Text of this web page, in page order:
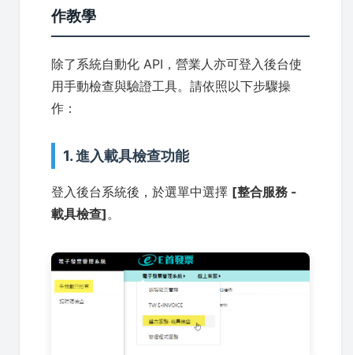
作教學
除了系統自動化 API，營業人亦可登入後台使
用手動檢查與驗證工具。請依照以下步驟操
作：
1. 進入載具檢查功能
登入後台系統後，於選單中選擇 [整合服務 -
載具檢查]。